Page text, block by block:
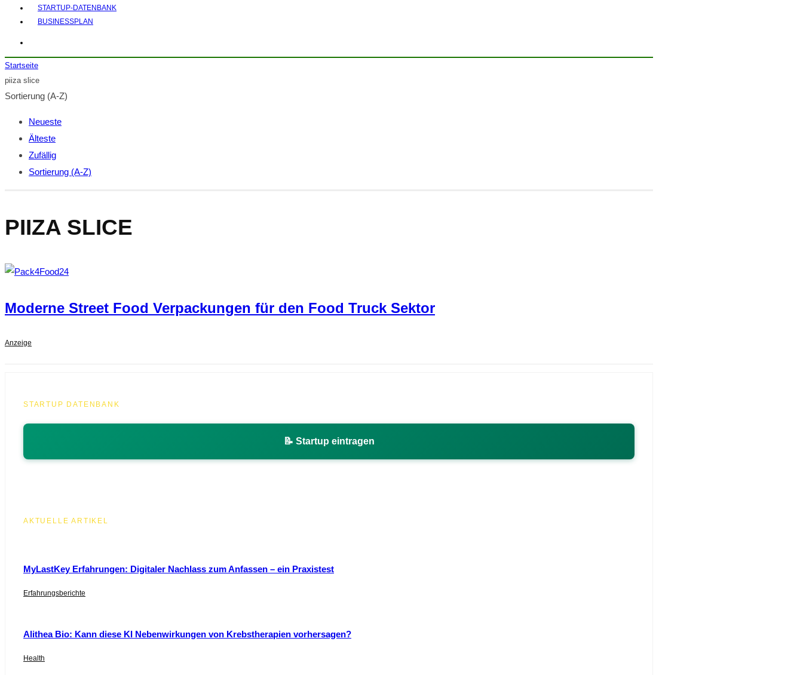
STARTUP-DATENBANK
BUSINESSPLAN
Startseite
piiza slice
Sortierung (A-Z)
Neueste
Älteste
Zufällig
Sortierung (A-Z)
PIIZA SLICE
Moderne Street Food Verpackungen für den Food Truck Sektor
Anzeige
STARTUP DATENBANK
📝 Startup eintragen
AKTUELLE ARTIKEL
MyLastKey Erfahrungen: Digitaler Nachlass zum Anfassen – ein Praxistest
Erfahrungsberichte
Alithea Bio: Kann diese KI Nebenwirkungen von Krebstherapien vorhersagen?
Health